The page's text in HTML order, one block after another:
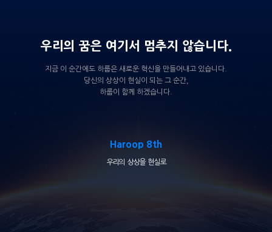
우리의 꿈은 여기서 멈추지 않습니다.
지금 이 순간에도 하룹은 새로운 혁신을 만들어내고 있습니다.
당신의 상상이 현실이 되는 그 순간,
하룹이 함께 하겠습니다.
Haroop 8th
우리의 상상을 현실로